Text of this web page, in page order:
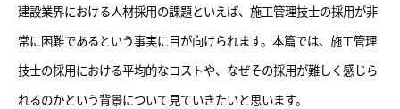
建設業界における人材採用の課題といえば、施工管理技士の採用が非
常に困難であるという事実に目が向けられます。本篇では、施工管理
技士の採用における平均的なコストや、なぜその採用が難しく感じら
れるのかという背景について見ていきたいと思います。